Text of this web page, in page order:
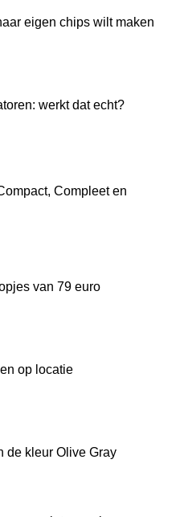
eigen chips wilt maken
werkt dat echt?
Compleet en
van 79 euro
op locatie
de kleur Olive Gray